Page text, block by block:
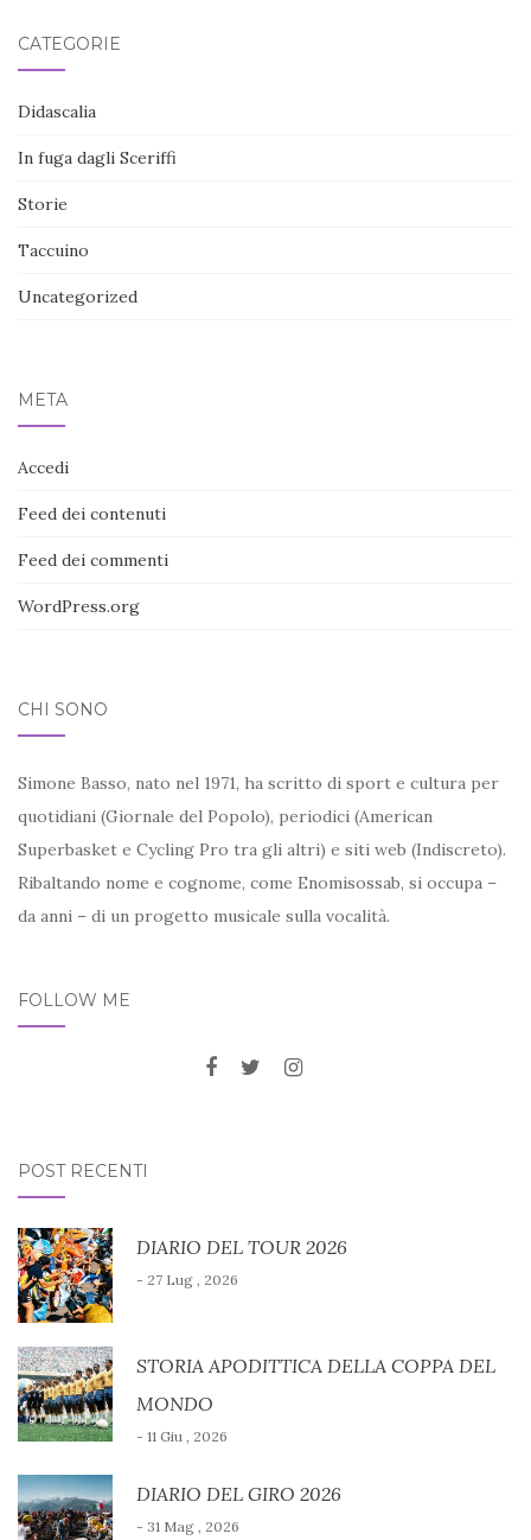
CATEGORIE
Didascalia
In fuga dagli Sceriffi
Storie
Taccuino
Uncategorized
META
Accedi
Feed dei contenuti
Feed dei commenti
WordPress.org
CHI SONO
Simone Basso, nato nel 1971, ha scritto di sport e cultura per
quotidiani (Giornale del Popolo), periodici (American
Superbasket e Cycling Pro tra gli altri) e siti web (Indiscreto).
Ribaltando nome e cognome, come Enomisossab, si occupa –
da anni – di un progetto musicale sulla vocalità.
FOLLOW ME
POST RECENTI
DIARIO DEL TOUR 2026
- 27 Lug , 2026
STORIA APODITTICA DELLA COPPA DEL
MONDO
- 11 Giu , 2026
DIARIO DEL GIRO 2026
- 31 Mag , 2026